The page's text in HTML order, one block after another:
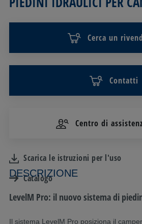
Cerca un
Contatti
Centro di
Scarica le istruzioni per l'uso
Catalogo
DESCRIZIONE
LevelM Pro: il nuovo sistema di
Il sistema LevelM Pro posiziona il